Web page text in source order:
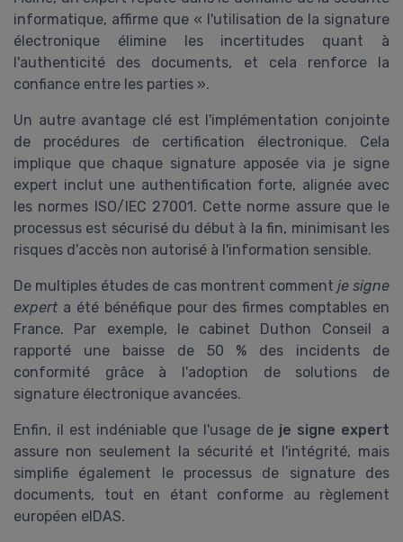
informatique, affirme que « l'utilisation de la signature
électronique élimine les incertitudes quant à
l'authenticité des documents, et cela renforce la
confiance entre les parties ».
Un autre avantage clé est l'implémentation conjointe
de procédures de certification électronique. Cela
implique que chaque signature apposée via je signe
expert inclut une authentification forte, alignée avec
les normes ISO/IEC 27001. Cette norme assure que le
processus est sécurisé du début à la fin, minimisant les
risques d'accès non autorisé à l'information sensible.
De multiples études de cas montrent comment je signe
experta été bénéfique pour des firmes comptables en
France. Par exemple, le cabinet Duthon Conseil a
rapporté une baisse de 50 % des incidents de
conformité grâce à l'adoption de solutions de
signature électronique avancées.
Enfin, il est indéniable que l'usage de je signe expert
assure non seulement la sécurité et l'intégrité, mais
simplifie également le processus de signature des
documents, tout en étant conforme au règlement
européen eIDAS.